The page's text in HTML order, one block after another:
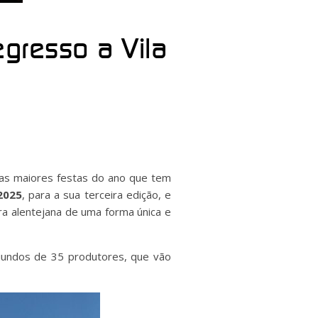
a Vila
maiores festas do ano que tem
, para a sua terceira edição, e
alentejana de uma forma única e
de 35 produtores, que vão